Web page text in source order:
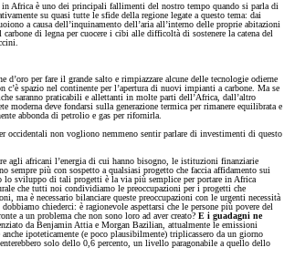
in Africa è uno dei principali fallimenti del nostro tempo quando si parla di
su quasi tutte le sfide della regione legate a questo tema: dai
a causa dell’inquinamento dell’aria all’interno delle proprie abitazioni
carbone di legna per cuocere i cibi alle difficoltà di sostenere la catena del
d’oro per fare il grande salto e rimpiazzare alcune delle tecnologie odierne
c’è spazio nel continente per l’apertura di nuovi impianti a carbone. Ma se
saranno praticabili e allettanti in molte parti dell’Africa, dall’altro
moderna deve fondarsi sulla generazione termica per rimanere equilibrata e
abbonda di petrolio e gas per rifornirla.
occidentali non vogliono nemmeno sentir parlare di investimenti di questo
agli africani l’energia di cui hanno bisogno, le istituzioni finanziarie
sempre più con sospetto a qualsiasi progetto che faccia affidamento sui
lo sviluppo di tali progetti è la via più semplice per portare in Africa
che tutti noi condividiamo le preoccupazioni per i progetti che
ma è necessario bilanciare queste preoccupazioni con le urgenti necessità
chiederci: è ragionevole aspettarsi che le persone più povere del
a un problema che non sono loro ad aver creato? E i guadagni ne
da Benjamin Attia e Morgan Bazilian, attualmente le emissioni
anche ipoteticamente (e poco plausibilmente) triplicassero da un giorno
solo dello 0,6 percento, un livello paragonabile a quello dello